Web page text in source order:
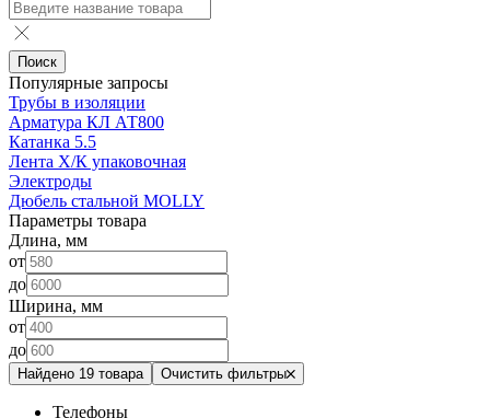
Поиск
Популярные запросы
Трубы в изоляции
Арматура КЛ АТ800
Катанка 5.5
Лента Х/К упаковочная
Электроды
Дюбель стальной MOLLY
Параметры товара
Длина, мм
от
до
Ширина, мм
от
до
Найдено 19 товара Очистить фильтры
Телефоны